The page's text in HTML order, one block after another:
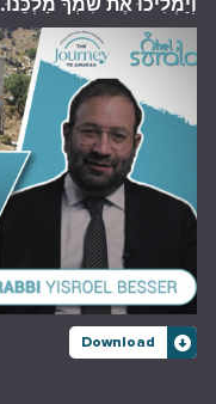
Download